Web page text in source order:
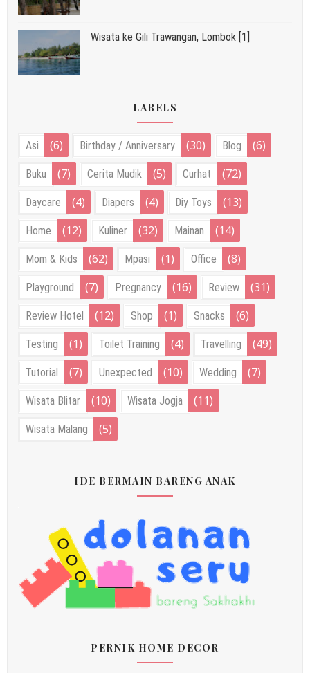
Wisata ke Gili Trawangan, Lombok [1]
LABELS
Asi (6) Birthday / Anniversary (30) Blog (6)
Buku (7) Cerita Mudik (5) Curhat (72)
Daycare (4) Diapers (4) Diy Toys (13)
Home (12) Kuliner (32) Mainan (14)
Mom & Kids (62) Mpasi (1) Office (8)
Playground (7) Pregnancy (16) Review (31)
Review Hotel (12) Shop (1) Snacks (6)
Testing (1) Toilet Training (4) Travelling (49)
Tutorial (7) Unexpected (10) Wedding (7)
Wisata Blitar (10) Wisata Jogja (11)
Wisata Malang (5)
IDE BERMAIN BARENG ANAK
PERNIK HOME DECOR